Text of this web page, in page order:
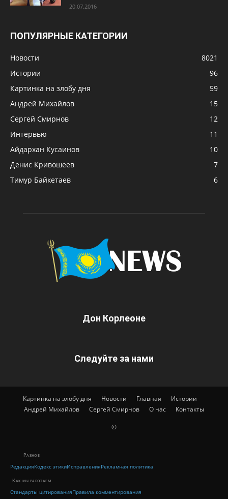
20.07.2016
ПОПУЛЯРНЫЕ КАТЕГОРИИ
Новости
8021
Истории
96
Картинка на злобу дня
59
Андрей Михайлов
15
Сергей Смирнов
12
Интервью
11
Айдархан Кусаинов
10
Денис Кривошеев
7
Тимур Байкетаев
6
Дон Корлеоне
Следуйте за нами
Картинка на злобу дня Новости Главная
Истории
Андрей Михайлов
Сергей Смирнов О нас Контакты
©
Разное
РедакцияКодекс этикиИсправленияРекламная политика
Как мы работаем
Стандарты цитированияПравила комментирования